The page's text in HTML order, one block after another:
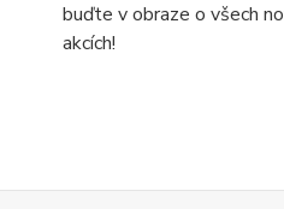
buďte v obraze o všech
akcích!